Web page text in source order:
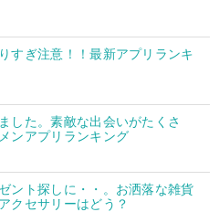
すぎ注意！！最新アプリランキ
した。素敵な出会いがたくさ
ンアプリランキング
ント探しに・・。お洒落な雑貨
クセサリーはどう？